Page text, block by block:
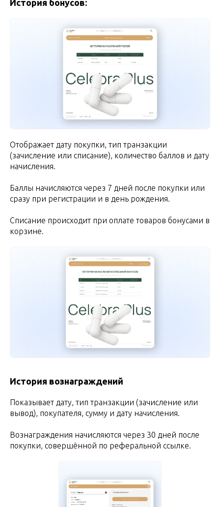
История бонусов:
Отображает дату покупки, тип транзакции
(зачисление или списание), количество баллов и дату
начисления.
Баллы начисляются через 7 дней после покупки или
сразу при регистрации и в день рождения.
Списание происходит при оплате товаров бонусами в
корзине.
История вознаграждений
Показывает дату, тип транзакции (зачисление или
вывод), покупателя, сумму и дату начисления.
Вознаграждения начисляются через 30 дней после
покупки, совершённой по реферальной ссылке.